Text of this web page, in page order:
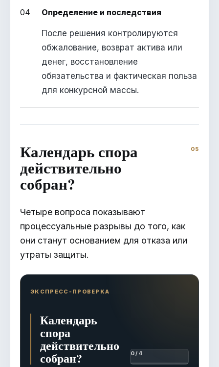
04 Определение и последствия
После решения контролируются
обжалование, возврат актива или
денег, восстановление
обязательства и фактическая польза
для конкурсной массы.
Календарь спора
действительно
собран?
Четыре вопроса показывают
процессуальные разрывы до того, как
они станут основанием для отказа или
утраты защиты.
ЭКСПРЕСС-ПРОВЕРКА
Календарь
спора
действительно
собран? 0 / 4